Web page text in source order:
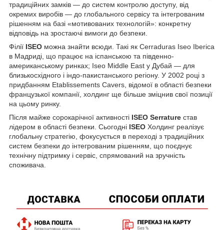
традиційних замків — до систем контролю доступу, від
окремих виробів — до глобального сервісу та інтегрованим
рішенням на базі «мотивованих технологій»: конкретну
відповідь на зростаючі вимоги до безпеки.
Філії ISEO можна знайти всюди. Такі як Cerraduras Iseo Iberica
в Мадриді, що працює на іспанською та південно-
американському ринках; Iseo Middle East у Дубай — для
близькосхідного і індо-пакистанського регіону. У 2002 році з
придбанням Etablissements Cavers, відомої в області безпеки
французької компанії, холдинг ще більше зміцнив свої позиції
на цьому ринку.
Після майже сорокарічної активності ISEO Serrature став
лідером в області безпеки. Сьогодні ISEO Холдинг реалізує
глобальну стратегію, фокусується в переході з традиційних
систем безпеки до інтегрованим рішенням, що поєднує
технічну підтримку і сервіс, спрямований на зручність
споживача.